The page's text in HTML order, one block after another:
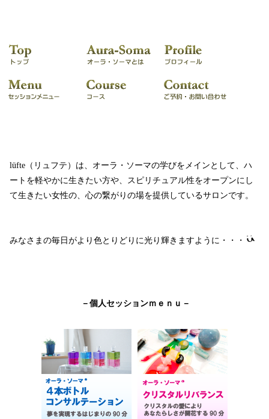
lüfte（リュフテ）は、オーラ・ソーマの学びをメインとして、ハ
ートを軽やかに生きたい方や、スピリチュアル性をオープンにし
て生きたい女性の、心の繋がりの場を提供しているサロンです。
みなさまの毎日がより色とりどりに光り輝きますように・・・
－個人セッションｍｅｎｕ－